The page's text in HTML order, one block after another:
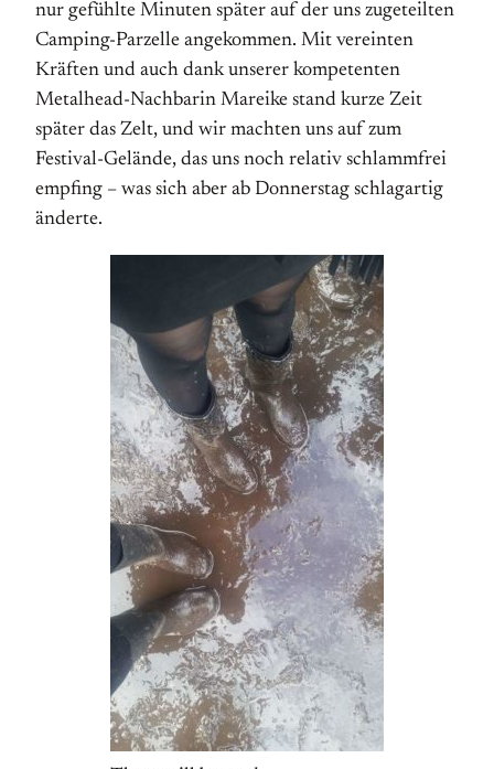
nur gefühlte Minuten später auf der uns zugeteilten
Camping-Parzelle angekommen. Mit vereinten
Kräften und auch dank unserer kompetenten
Metalhead-Nachbarin Mareike stand kurze Zeit
später das Zelt, und wir machten uns auf zum
Festival-Gelände, das uns noch relativ schlammfrei
empfing – was sich aber ab Donnerstag schlagartig
änderte.